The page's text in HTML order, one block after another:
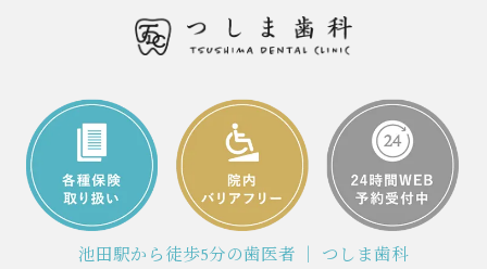
池田駅から徒歩5分の歯医者 ｜ つしま歯科